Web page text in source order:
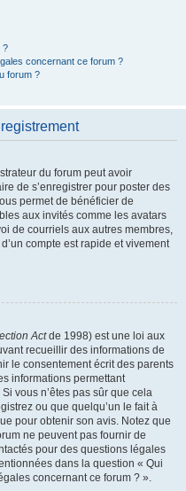
?
concernant ce forum ?
forum ?
du forum peut avoir
de s’enregistrer pour poster des
permet de bénéficier de
aux invités comme les avatars
de courriels aux autres membres,
compte est rapide et vivement
Actde 1998) est une loi aux
recueillir des informations de
le consentement écrit des parents
informations permettant
vous n’êtes pas sûr que cela
ou que quelqu’un le fait à
pour obtenir son avis. Notez que
ne peuvent pas fournir de
pour des questions légales
dans la question « Qui
concernant ce forum ? ».